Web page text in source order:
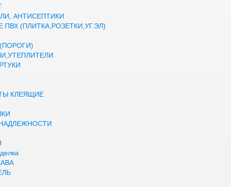
АНТИСЕПТИКИ
(ПЛИТКА,РОЗЕТКИ,УГ.ЭЛ)
КЛЕЯЩИЕ